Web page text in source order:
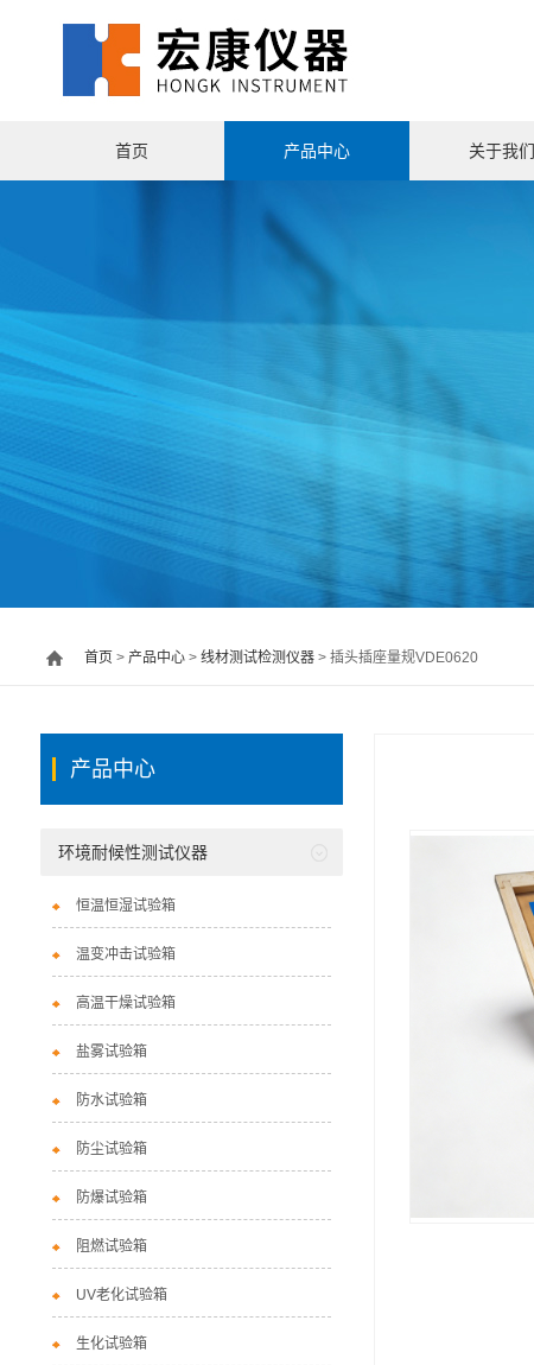
首页 产品中心 关于我们
首页 > 产品中心> 线材测试检测仪器> 插头插座量规VDE0620
产品中心
环境耐候性测试仪器
恒温恒湿试验箱
温变冲击试验箱
高温干燥试验箱
盐雾试验箱
防水试验箱
防尘试验箱
防爆试验箱
阻燃试验箱
UV老化试验箱
生化试验箱